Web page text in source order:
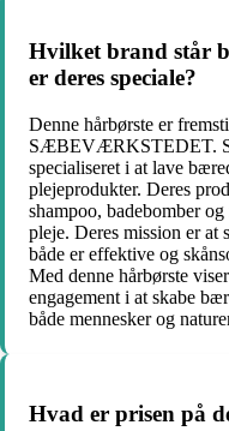
Hvilket brand står
er deres speciale?
Denne hårbørste er
SÆBEVÆRKSTEDET.
specialiseret i at lave
plejeprodukter. Deres
shampoo, badebomber
pleje. Deres mission er at
både er effektive og
Med denne hårbørste
engagement i at skabe
både mennesker og
Hvad er prisen på